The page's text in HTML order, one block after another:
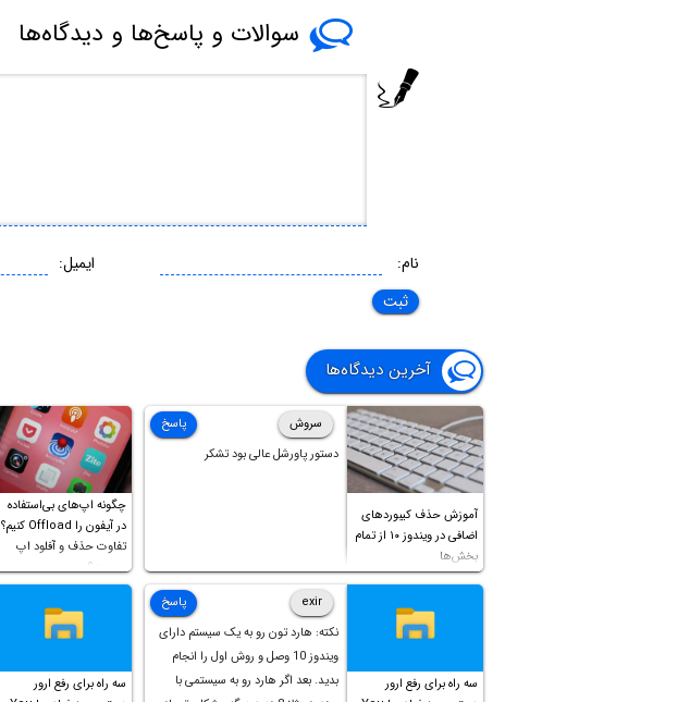
سوالات و پاسخ‌ها و دیدگاه‌ها
نام: ایمیل:
آخرین دیدگاه‌ها
آموزش حذف کیبوردهای
اضافی در ویندوز ۱۰ از تمام
بخش‌ها
سروش
دستور پاورشل عالی بود تشکر
پاسخ
چگونه اپ‌های بی‌استفاده
در آیفون را Offload کنیم؟
تفاوت حذف و آفلود اپ
چیست؟
سه راه برای رفع ارور
exir
نکته: هارد تون رو به یک سیستم دارای
ویندوز 10 وصل و روش اول را انجام
بدید. بعد اگر هارد رو به سیستمی با
پاسخ
سه راه برای رفع ارور